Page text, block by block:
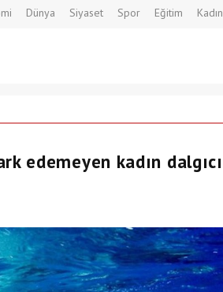
Dünya Siyaset Spor Eğitim Kadın
edemeyen kadın dalgıcı